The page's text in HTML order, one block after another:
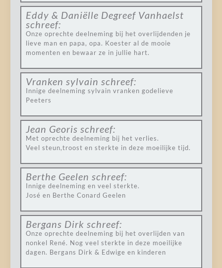
Eddy & Daniëlle Degreef Vanhaelst
schreef:
Onze oprechte deelneming bij het overlijdenden je
lieve man en papa, opa. Koester al de mooie
momenten en bewaar ze in jullie hart.
Vranken sylvain schreef:
Innige deelneming sylvain vranken godelieve
Peeters
Jean Georis schreef:
Met oprechte deelneming bij het verlies.
Veel steun,troost en sterkte in deze moeilijke tijd.
Berthe Geelen schreef:
Innige deelneming en veel sterkte.
José en Berthe Conard Geelen
Bergans Dirk schreef:
Onze oprechte deelneming bij het overlijden van
nonkel René. Nog veel sterkte in deze moeilijke
dagen. Bergans Dirk & Edwige en kinderen